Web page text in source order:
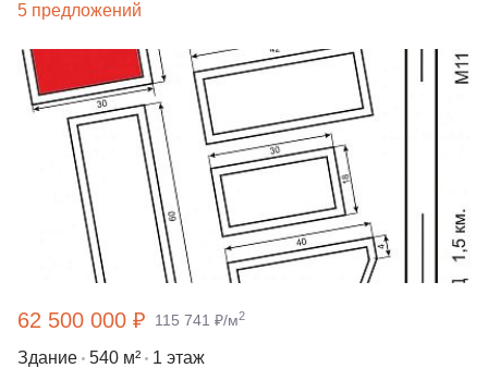
5 предложений
62 500 000 ₽ 115 741 ₽/м2
Здание 540 м² 1 этаж